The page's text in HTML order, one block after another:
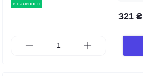
в наявності
321 ₴